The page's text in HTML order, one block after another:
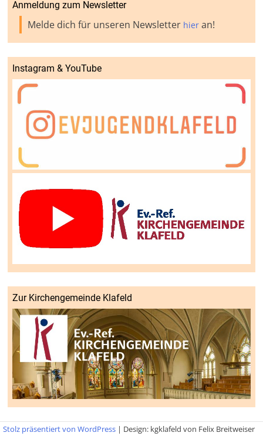
Anmeldung zum Newsletter
Melde dich für unseren Newsletter hier an!
Instagram & YouTube
Zur Kirchengemeinde Klafeld
Stolz präsentiert von WordPress | Design: kgklafeld von Felix Breitweiser